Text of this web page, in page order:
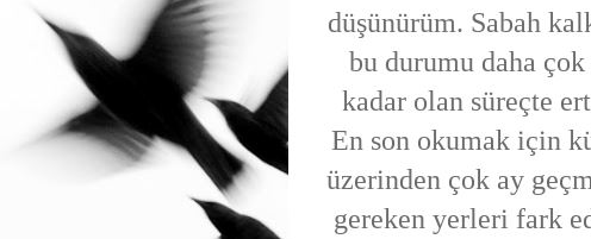
düşünürüm. Sabah
bu durumu daha
kadar olan süreçte
En son okumak için
üzerinden çok ay
gereken yerleri fark